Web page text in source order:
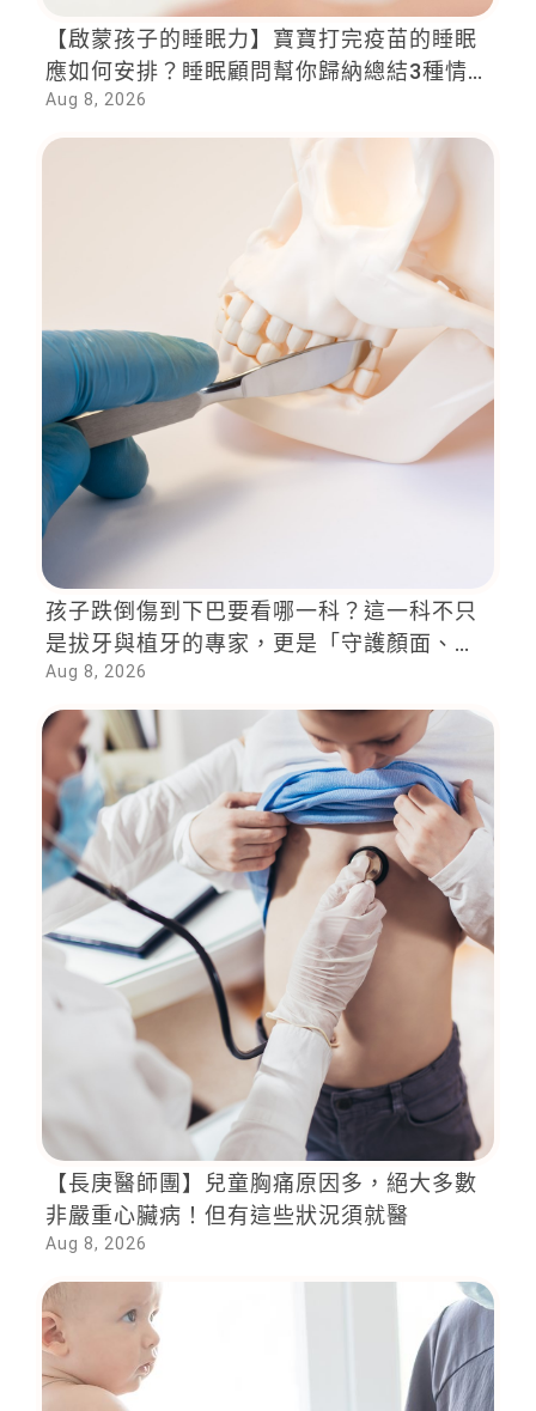
【啟蒙孩子的睡眠力】寶寶打完疫苗的睡眠
應如何安排？睡眠顧問幫你歸納總結3種情
況
Aug 8, 2026
孩子跌倒傷到下巴要看哪一科？這一科不只
是拔牙與植牙的專家，更是「守護顏面、維
護生命」的重要醫療力量
Aug 8, 2026
【長庚醫師團】兒童胸痛原因多，絕大多數
非嚴重心臟病！但有這些狀況須就醫
Aug 8, 2026